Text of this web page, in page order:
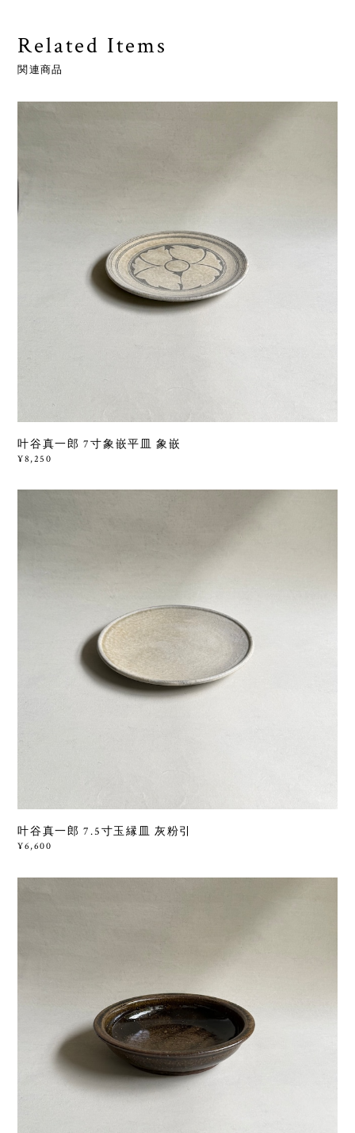
Related Items
関連商品
叶谷真一郎 7寸象嵌平皿 象嵌
¥8,250
叶谷真一郎 7.5寸玉縁皿 灰粉引
¥6,600